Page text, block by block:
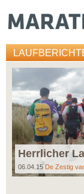
Herrlicher
06.04.15 De Zestig